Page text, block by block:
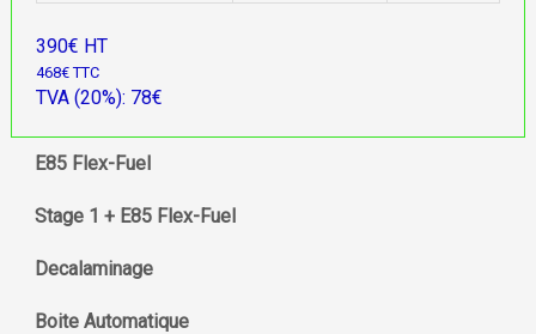
390€ HT
468€ TTC
TVA (20%): 78€
E85 Flex-Fuel
Stage 1 + E85 Flex-Fuel
Decalaminage
Boite Automatique